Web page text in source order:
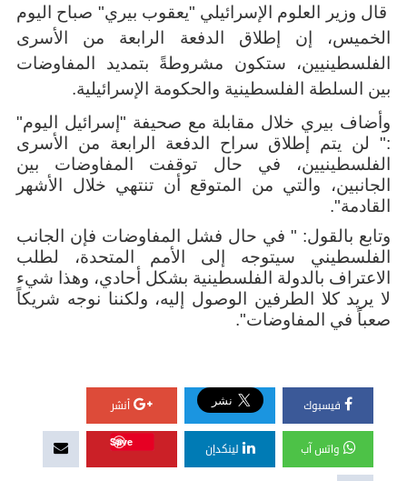
قال وزير العلوم الإسرائيلي "يعقوب بيري" صباح اليوم
الخميس، إن إطلاق الدفعة الرابعة من الأسرى
الفلسطينيين، ستكون مشروطةً بتمديد المفاوضات
بين السلطة الفلسطينية والحكومة الإسرائيلية.
وأضاف بيري خلال مقابلة مع صحيفة "إسرائيل اليوم"
:" لن يتم إطلاق سراح الدفعة الرابعة من الأسرى
الفلسطينيين، في حال توقفت المفاوضات بين
الجانبين، والتي من المتوقع أن تنتهي خلال الأشهر
القادمة".
وتابع بالقول: " في حال فشل المفاوضات فإن الجانب
الفلسطيني سيتوجه إلى الأمم المتحدة، لطلب
الاعتراف بالدولة الفلسطينية بشكل أحادي، وهذا شيء
لا يريد كلا الطرفين الوصول إليه، ولكننا نوجه شريكاً
صعباً في المفاوضات".
فيسبوك أنشر
واتس آب لينكدإن
Save